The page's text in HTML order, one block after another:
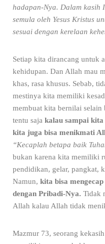
hadapan-Nya. Dalam kasih
semula oleh Yesus Kristus
sesuai dengan kerelaan
Setiap kita dirancang untuk
kehidupan. Dan Allah mau
khas, rasa khusus. Sebab,
mestinya kita memiliki
membuat kita bernilai
tentu saja kalau sampai
kita juga bisa menikmati
“Kecaplah betapa baik
bukan karena kita memiliki
pendidikan, gelar, pangkat,
Namun, kita bisa
dengan Pribadi-Nya. Tidak
Allah kalau Allah tidak
Mazmur 73, seorang